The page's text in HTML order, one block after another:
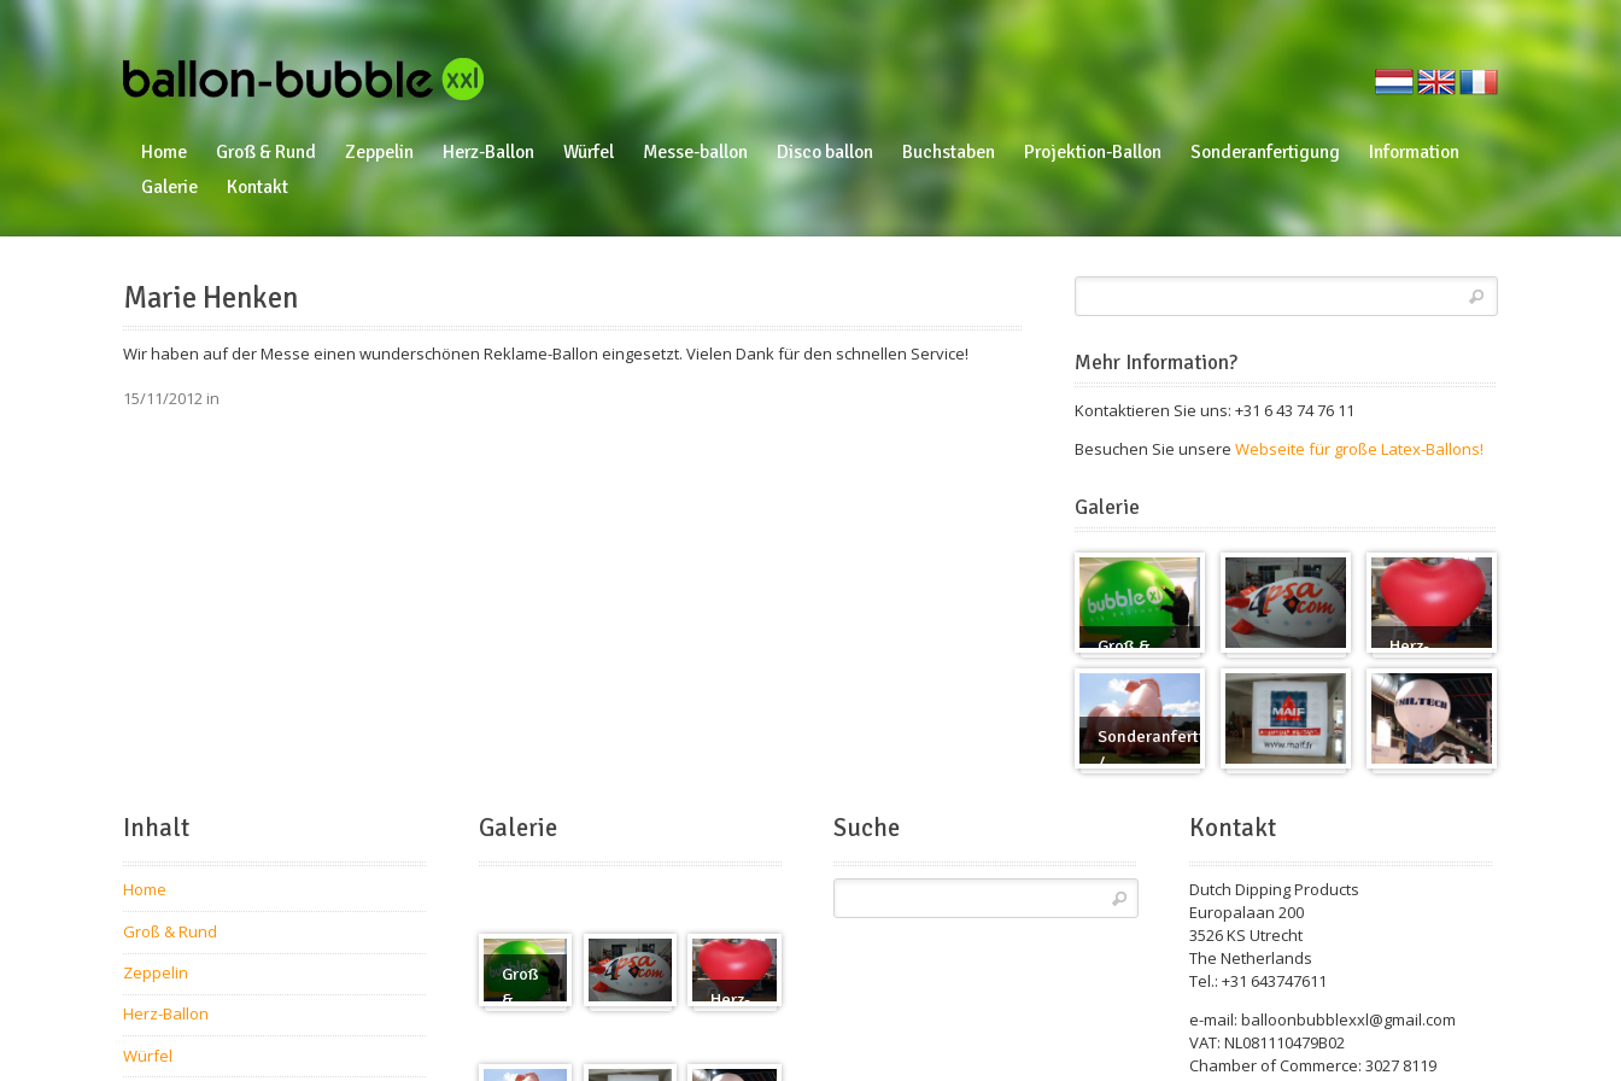
Home Groß & Rund Zeppelin Herz-Ballon Würfel Messe-ballon Disco ballon Buchstaben Projektion-Ballon Sonderanfertigung
Information
Galerie
Kontakt
Marie Henken
Wir haben auf der Messe einen wunderschönen Reklame-Ballon eingesetzt. Vielen Dank für den schnellen Service!
15/11/2012 in
Mehr Information?
Kontaktieren Sie uns: +31 6 43 74 76 11
Besuchen Sie unsere Webseite für große Latex-Ballons!
Galerie
Groß &
Rund
Zeppelin
Herz-
Ballon
Sonderanfertigung
/
Inhalt
Home
Groß & Rund
Zeppelin
Herz-Ballon
Würfel
Galerie
Groß
&
Herz-
Suche Kontakt
Dutch Dipping Products
Europalaan 200
3526 KS Utrecht
The Netherlands
Tel.: +31 643747611
e-mail: balloonbubblexxl@gmail.com
VAT: NL081110479B02
Chamber of Commerce: 3027 8119